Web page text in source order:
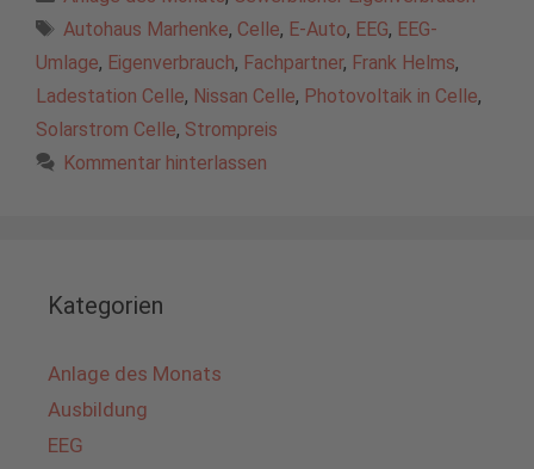
Schlagwörter
Autohaus Marhenke, Celle, E-Auto, EEG, EEG-
Umlage, Eigenverbrauch, Fachpartner, Frank Helms,
Ladestation Celle, Nissan Celle, Photovoltaik in Celle,
Solarstrom Celle, Strompreis
Kommentar hinterlassen
Kategorien
Anlage des Monats
Ausbildung
EEG